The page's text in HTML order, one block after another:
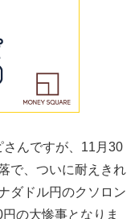
んですが、11月30
で、ついに耐えきれ
ダドル円のクソロン
の大惨事となりま